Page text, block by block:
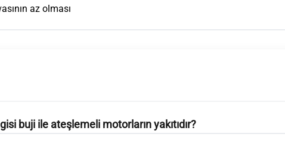
az olması
buji ile ateşlemeli motorların yakıtıdır?